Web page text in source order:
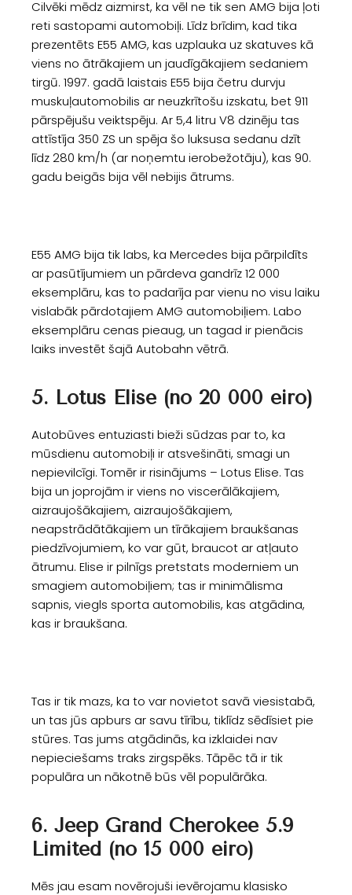
Cilvēki mēdz aizmirst, ka vēl ne tik sen AMG bija ļoti
reti sastopami automobiļi. Līdz brīdim, kad tika
prezentēts E55 AMG, kas uzplauka uz skatuves kā
viens no ātrākajiem un jaudīgākajiem sedaniem
tirgū. 1997. gadā laistais E55 bija četru durvju
muskuļautomobilis ar neuzkrītošu izskatu, bet 911
pārspējušu veiktspēju. Ar 5,4 litru V8 dzinēju tas
attīstīja 350 ZS un spēja šo luksusa sedanu dzīt
līdz 280 km/h (ar noņemtu ierobežotāju), kas 90.
gadu beigās bija vēl nebijis ātrums.
E55 AMG bija tik labs, ka Mercedes bija pārpildīts
ar pasūtījumiem un pārdeva gandrīz 12 000
eksemplāru, kas to padarīja par vienu no visu laiku
vislabāk pārdotajiem AMG automobiļiem. Labo
eksemplāru cenas pieaug, un tagad ir pienācis
laiks investēt šajā Autobahn vētrā.
5. Lotus Elise (no 20 000 eiro)
Autobūves entuziasti bieži sūdzas par to, ka
mūsdienu automobiļi ir atsvešināti, smagi un
nepievilcīgi. Tomēr ir risinājums – Lotus Elise. Tas
bija un joprojām ir viens no viscerālākajiem,
aizraujošākajiem, aizraujošākajiem,
neapstrādātākajiem un tīrākajiem braukšanas
piedzīvojumiem, ko var gūt, braucot ar atļauto
ātrumu. Elise ir pilnīgs pretstats moderniem un
smagiem automobiļiem; tas ir minimālisma
sapnis, viegls sporta automobilis, kas atgādina,
kas ir braukšana.
Tas ir tik mazs, ka to var novietot savā viesistabā,
un tas jūs apburs ar savu tīrību, tiklīdz sēdīsiet pie
stūres. Tas jums atgādinās, ka izklaidei nav
nepieciešams traks zirgspēks. Tāpēc tā ir tik
populāra un nākotnē būs vēl populārāka.
6. Jeep Grand Cherokee 5.9
Limited (no 15 000 eiro)
Mēs jau esam novērojuši ievērojamu klasisko